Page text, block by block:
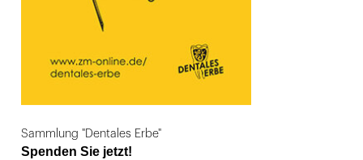
Sammlung "Dentales Erbe"
Spenden Sie jetzt!